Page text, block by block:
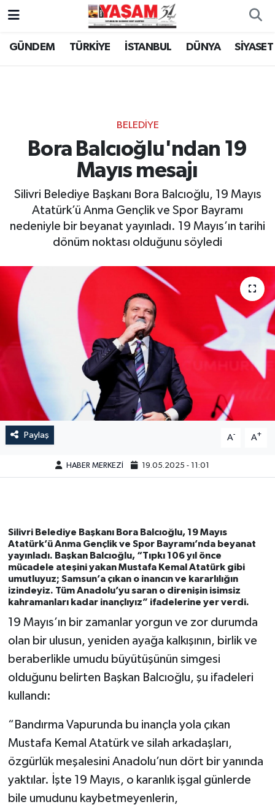
GÜNDEM TÜRKİYE İSTANBUL DÜNYA SİYASET
BELEDİYE
Bora Balcıoğlu'ndan 19
Mayıs mesajı
Silivri Belediye Başkanı Bora Balcıoğlu, 19 Mayıs
Atatürk’ü Anma Gençlik ve Spor Bayramı
nedeniyle bir beyanat yayınladı. 19 Mayıs’ın tarihi
dönüm noktası olduğunu söyledi
Paylaş A- A+
HABER MERKEZİ 19.05.2025 - 11:01
Silivri Belediye Başkanı Bora Balcıoğlu, 19 Mayıs
Atatürk’ü Anma Gençlik ve Spor Bayramı’nda beyanat
yayınladı. Başkan Balcıoğlu, “Tıpkı 106 yıl önce
mücadele ateşini yakan Mustafa Kemal Atatürk gibi
umutluyuz; Samsun’a çıkan o inancın ve kararlılığın
izindeyiz. Tüm Anadolu’yu saran o direnişin isimsiz
kahramanları kadar inançlıyız” ifadelerine yer verdi.
19 Mayıs’ın bir zamanlar yorgun ve zor durumda
olan bir ulusun, yeniden ayağa kalkışının, birlik ve
beraberlikle umudu büyütüşünün simgesi
olduğunu belirten Başkan Balcıoğlu, şu ifadeleri
kullandı:
“Bandırma Vapurunda bu inançla yola çıkan
Mustafa Kemal Atatürk ve silah arkadaşları,
özgürlük meşalesini Anadolu’nun dört bir yanında
yaktılar. İşte 19 Mayıs, o karanlık işgal günlerde
bile umudunu kaybetmeyenlerin,